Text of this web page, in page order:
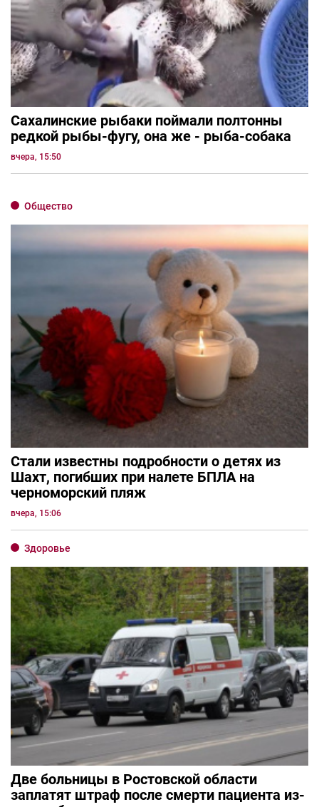
Сахалинские рыбаки поймали полтонны
редкой рыбы-фугу, она же - рыба-собака
вчера, 15:50
Общество
Стали известны подробности о детях из
Шахт, погибших при налете БПЛА на
черноморский пляж
вчера, 15:06
Здоровье
Две больницы в Ростовской области
заплатят штраф после смерти пациента из-